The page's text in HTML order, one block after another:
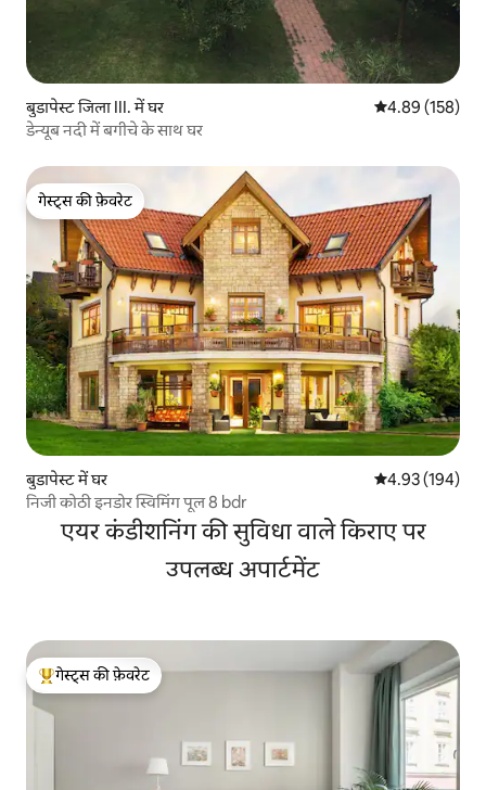
बुडापेस्ट जिला III. में घर औसत रेटिंग 5 में से
4.89 (158)
डेन्यूब नदी में बगीचे के साथ घर
गेस्ट्स की फ़ेवरेट
गेस्ट्स की फ़ेवरेट
बुडापेस्ट में घर औसत रेटिंग 5 में से
4.93 (194)
निजी कोठी इनडोर स्विमिंग पूल 8 bdr
एयर कंडीशनिंग की सुविधा वाले किराए पर
उपलब्ध अपार्टमेंट
गेस्ट्स का टॉप फ़ेवरेट
गेस्ट्स की फ़ेवरेट